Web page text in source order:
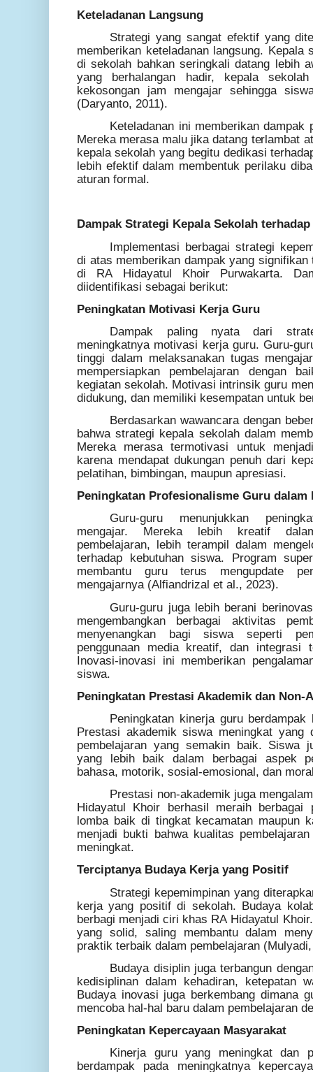
Keteladanan Langsung
Strategi yang sangat efektif yang
memberikan keteladanan langsung.
di sekolah bahkan seringkali datang lebih
yang berhalangan hadir, kepala
kekosongan jam mengajar sehingga
(Daryanto, 2011).
Keteladanan ini memberikan
Mereka merasa malu jika datang terlambat
kepala sekolah yang begitu dedikasi
lebih efektif dalam membentuk perilaku
aturan formal.
Dampak Strategi Kepala Sekolah
Implementasi berbagai strategi
di atas memberikan dampak yang
di RA Hidayatul Khoir Purwakarta.
diidentifikasi sebagai berikut:
Peningkatan Motivasi Kerja Guru
Dampak paling nyata dari
meningkatnya motivasi kerja guru. Guru-
tinggi dalam melaksanakan tugas
mempersiapkan pembelajaran dengan
kegiatan sekolah. Motivasi intrinsik guru
didukung, dan memiliki kesempatan untuk
Berdasarkan wawancara dengan
bahwa strategi kepala sekolah dalam
Mereka merasa termotivasi untuk
karena mendapat dukungan penuh dari
pelatihan, bimbingan, maupun apresiasi.
Peningkatan Profesionalisme Guru dalam
Guru-guru menunjukkan
mengajar. Mereka lebih kreatif
pembelajaran, lebih terampil dalam
terhadap kebutuhan siswa. Program
membantu guru terus mengupdate
mengajarnya (Alfiandrizal et al., 2023).
Guru-guru juga lebih berani
mengembangkan berbagai aktivitas
menyenangkan bagi siswa seperti
penggunaan media kreatif, dan integrasi
Inovasi-inovasi ini memberikan
siswa.
Peningkatan Prestasi Akademik dan Non-
Peningkatan kinerja guru
Prestasi akademik siswa meningkat yang
pembelajaran yang semakin baik. Siswa
yang lebih baik dalam berbagai aspek
bahasa, motorik, sosial-emosional, dan
Prestasi non-akademik juga
Hidayatul Khoir berhasil meraih
lomba baik di tingkat kecamatan maupun
menjadi bukti bahwa kualitas
meningkat.
Terciptanya Budaya Kerja yang Positif
Strategi kepemimpinan yang
kerja yang positif di sekolah. Budaya
berbagi menjadi ciri khas RA Hidayatul
yang solid, saling membantu dalam
praktik terbaik dalam pembelajaran
Budaya disiplin juga terbangun
kedisiplinan dalam kehadiran, ketepatan
Budaya inovasi juga berkembang dimana
mencoba hal-hal baru dalam pembelajaran
Peningkatan Kepercayaan Masyarakat
Kinerja guru yang meningkat dan
berdampak pada meningkatnya